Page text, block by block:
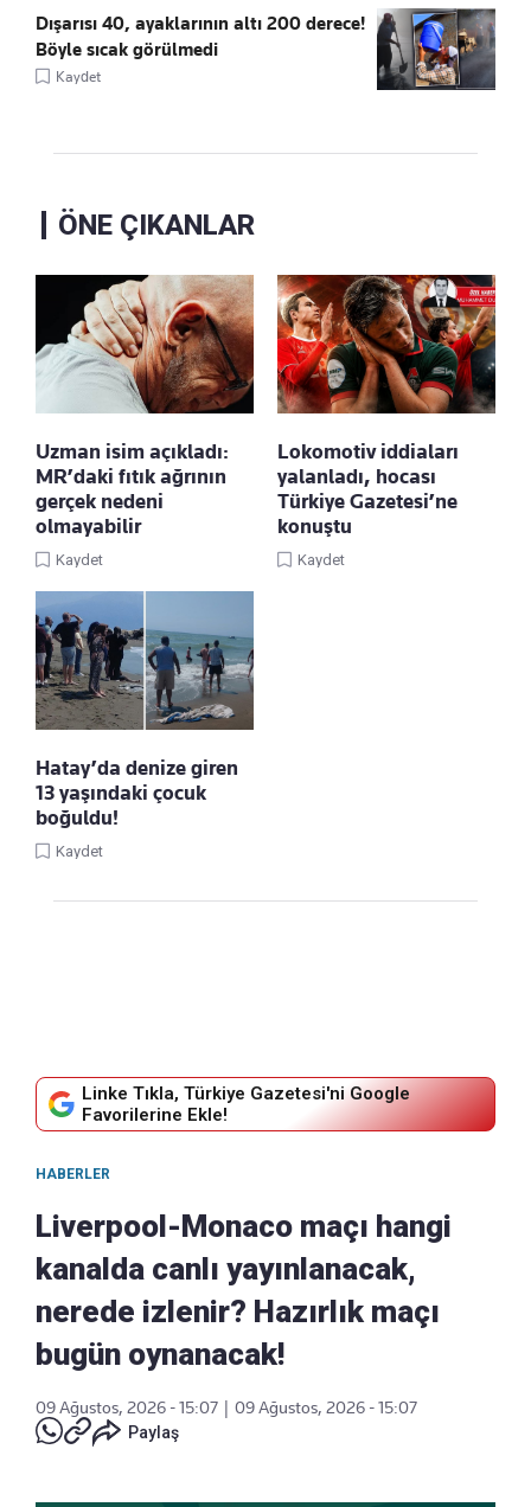
Dışarısı 40, ayaklarının altı 200 derece!
Böyle sıcak görülmedi
Kaydet
ÖNE ÇIKANLAR
Uzman isim açıkladı:
MR’daki fıtık ağrının
gerçek nedeni
olmayabilir
Kaydet
Lokomotiv iddiaları
yalanladı, hocası
Türkiye Gazetesi’ne
konuştu
Kaydet
Hatay’da denize giren
13 yaşındaki çocuk
boğuldu!
Kaydet
Linke Tıkla, Türkiye Gazetesi'ni Google
Favorilerine Ekle!
HABERLER
Liverpool-Monaco maçı hangi
kanalda canlı yayınlanacak,
nerede izlenir? Hazırlık maçı
bugün oynanacak!
09 Ağustos, 2026 - 15:07 | 09 Ağustos, 2026 - 15:07
Paylaş